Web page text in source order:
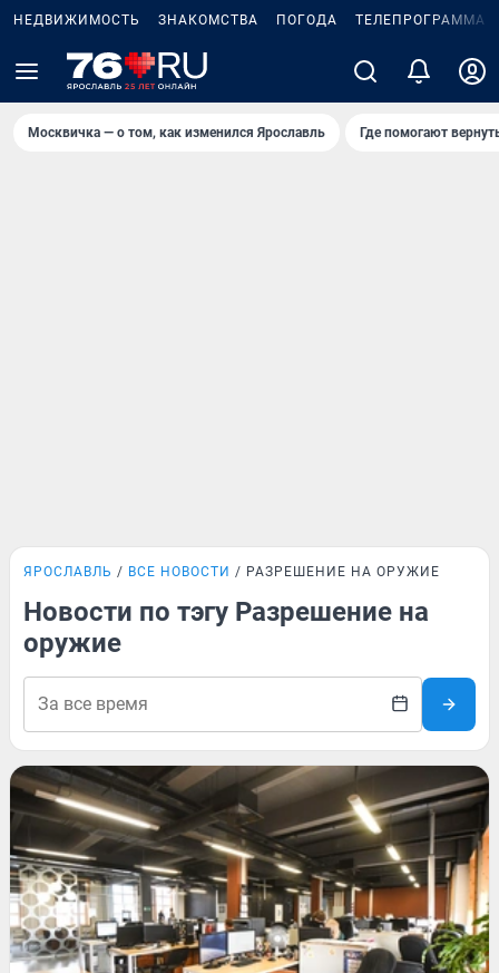
НЕДВИЖИМОСТЬ ЗНАКОМСТВА ПОГОДА ТЕЛЕПРОГРАММА
Москвичка — о том, как изменился Ярославль Где помогают
ЯРОСЛАВЛЬ ВСЕ НОВОСТИ РАЗРЕШЕНИЕ НА ОРУЖИЕ
Новости по тэгу Разрешение на
оружие